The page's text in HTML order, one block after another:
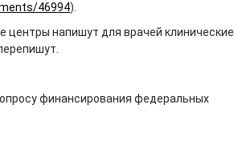
46994).
напишут для врачей клинические
финансирования федеральных